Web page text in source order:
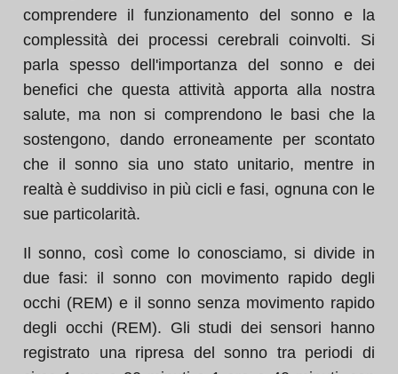
comprendere il funzionamento del sonno e la
complessità dei processi cerebrali coinvolti. Si
parla spesso dell'importanza del sonno e dei
benefici che questa attività apporta alla nostra
salute, ma non si comprendono le basi che la
sostengono, dando erroneamente per scontato
che il sonno sia uno stato unitario, mentre in
realtà è suddiviso in più cicli e fasi, ognuna con le
sue particolarità.
Il sonno, così come lo conosciamo, si divide in
due fasi: il sonno con movimento rapido degli
occhi (REM) e il sonno senza movimento rapido
degli occhi (REM). Gli studi dei sensori hanno
registrato una ripresa del sonno tra periodi di